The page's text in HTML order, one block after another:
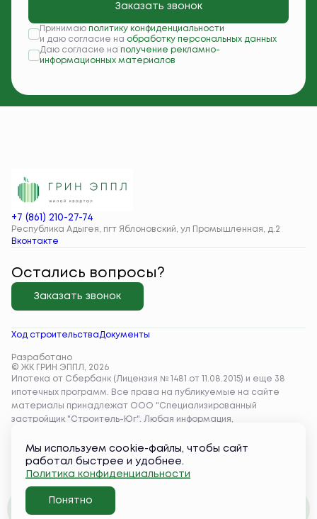
Заказать звонок
Принимаю политику конфиденциальности
и даю согласие на обработку персональных данных
Даю согласие на получение рекламно-
информационных материалов
+7 (861) 210-27-74
Республика Адыгея, пгт Яблоновский, ул Промышленная, д.2
Вконтакте
Ход строительстваДокументы
Разработано
© ЖК ГРИН ЭППЛ, 2026
Остались вопросы?
Заказать звонок
Забронировать
Мы используем cookie-файлы, чтобы сайт
работал быстрее и удобнее.
Политика конфиденциальности
Понятно